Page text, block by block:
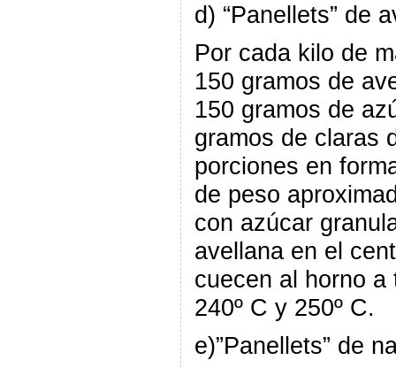
d) “Panellets” de
Por cada kilo de
150 gramos de
150 gramos de
gramos de claras
porciones en
de peso
con azúcar
avellana en el
cuecen al horno a
240º C y 250º C.
e)”Panellets” de